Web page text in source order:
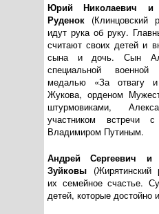
Юрий Николаевич и
Руденок (Клинцовский
идут рука об руку.
считают своих детей и
сына и дочь. Сын
специальной военной
медалью «За отвагу
Жукова, орденом
штурмовиками,
участником встречи
Владимиром Путиным.
Андрей Сергеевич и
Зуйковы
их семейное счастье.
детей, которые достойно